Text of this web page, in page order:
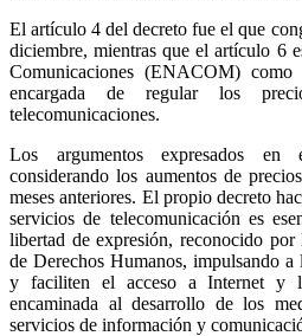
El artículo 4 del decreto fue el que
diciembre, mientras que el artículo 6
Comunicaciones (ENACOM)
encargada de regular los
telecomunicaciones.
Los argumentos expresados
considerando los aumentos de
meses anteriores. El propio decreto
servicios de telecomunicación es
libertad de expresión, reconocido
de Derechos Humanos, impulsando a
y faciliten el acceso a Internet y
encaminada al desarrollo de los
servicios de información y